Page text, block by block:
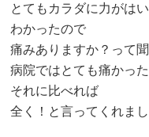
とてもカラダに力がは
わかったので
痛みありますか？って
病院ではとても痛かっ
それに比べれば
全く！と言ってくれま